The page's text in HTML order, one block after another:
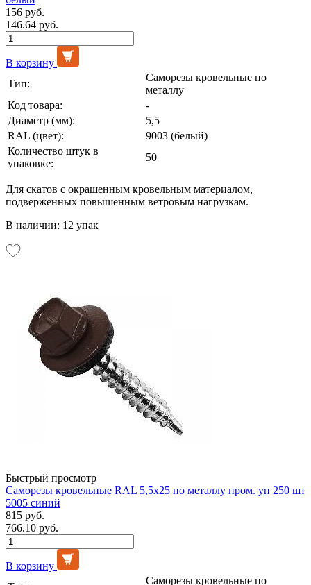
156 руб.
146.64 руб.
В корзину
Тип:
Саморезы кровельные по
металлу
Код товара:
-
Диаметр (мм):
5,5
RAL (цвет):
9003 (белый)
Количество штук в
упаковке:
50
Для скатов с окрашенным кровельным материалом,
подверженных повышенным ветровым нагрузкам.
В наличии: 12 упак
Быстрый просмотр
Саморезы кровельные RAL 5,5х25 по металлу пром. уп 250 шт
5005 синий
815 руб.
766.10 руб.
В корзину
Саморезы кровельные по